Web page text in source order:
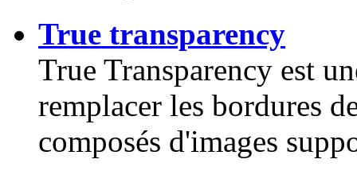
True transparency
True Transparency est
remplacer les bordures
composés d'images